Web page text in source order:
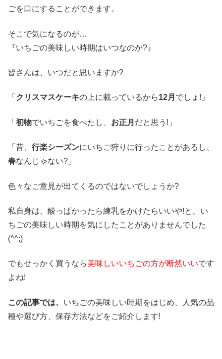
ごを口にすることができます。
そこで気になるのが…
『いちごの美味しい時期はいつなのか?』
皆さんは、いつだと思いますか?
「 クリスマスケーキの上に載っているから12月 でしょ!」
「 初物でいちごを食べたし、 お正月 だと思う!」
「昔、 行楽シーズンにいちご狩りに行ったことがあるし、
春なんじゃない?」
色々なご意見が出てくるのではないでしょうか?
私自身は、酸っぱかったら練乳をかけたらいいや!と、い
ちごの美味しい時期を気にしたことがありませんでした
(^^;)
でもせっかく買うなら美味しいいちごの方が断然いいです
よね!
この記事では、 いちごの美味しい時期をはじめ、人気の品
種や選び方、保存方法などをご紹介 します!